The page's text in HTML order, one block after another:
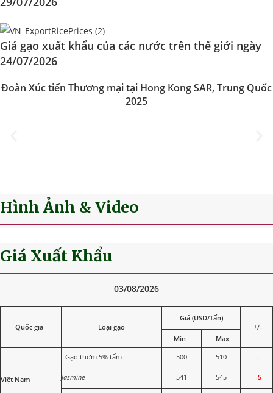
Giá gạo xuất khẩu của các nước trên thế giới ngày
24/07/2026
Hình Ảnh & Video
Giá Xuất Khẩu
03/08/2026
Quốc gia Loại gạo
Giá (USD/Tấn)
+/–
Min
Max
Việt Nam
Gạo thơm 5% tấm 500 510 –
Jasmine 541 545 -5